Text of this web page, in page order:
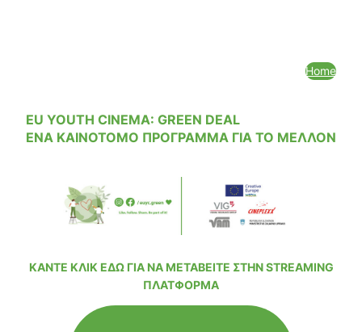
Home
EU YOUTH CINEMA: GREEN DEAL
ΕΝΑ ΚΑΙΝΟΤΟΜΟ ΠΡΟΓΡΑΜΜΑ ΓΙΑ ΤΟ ΜΕΛΛΟΝ
ΚΑΝΤΕ ΚΛΙΚ ΕΔΩ ΓΙΑ ΝΑ ΜΕΤΑΒΕΙΤΕ ΣΤΗΝ STREAMING
ΠΛΑΤΦΟΡΜΑ